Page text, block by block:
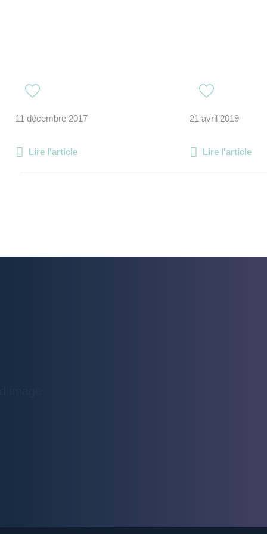
11 décembre 2017
Lire l'article
21 avril 2019
Lire l'article